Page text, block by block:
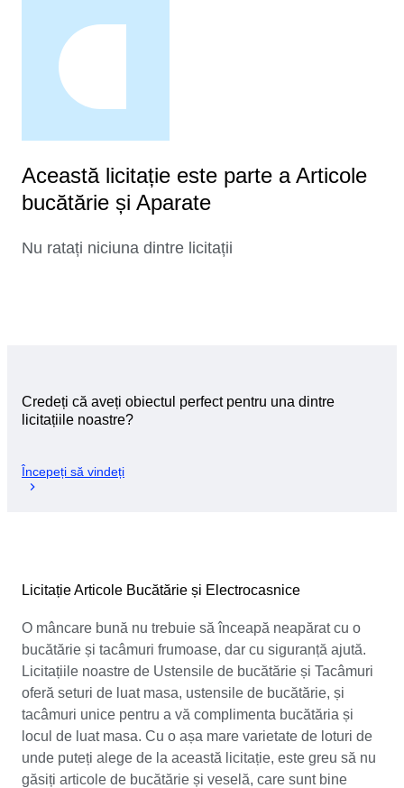
Această licitație este parte a Articole
bucătărie și Aparate
Nu ratați niciuna dintre licitații
Credeți că aveți obiectul perfect pentru una dintre
licitațiile noastre?
Începeți să vindeți
Licitație Articole Bucătărie și Electrocasnice
O mâncare bună nu trebuie să înceapă neapărat cu o
bucătărie și tacâmuri frumoase, dar cu siguranță ajută.
Licitațiile noastre de Ustensile de bucătărie și Tacâmuri
oferă seturi de luat masa, ustensile de bucătărie, și
tacâmuri unice pentru a vă complimenta bucătăria și
locul de luat masa. Cu o așa mare varietate de loturi de
unde puteți alege de la această licitație, este greu să nu
găsiți articole de bucătărie și veselă, care sunt bine